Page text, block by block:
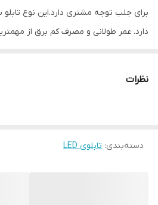
برای جلب توجه مشتری دارد.این نوع
دارد. عمر طولانی و مصرف کم برق از
تابلو می تواند در هر موقعیتی که لازم
باشیم. با شدت نور بالا این تابلو روز دید
نظرات
دسته‌بندی: تابلوی LED